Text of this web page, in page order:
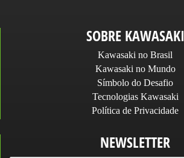
SOBRE KAWASAKI
Kawasaki no Brasil
Kawasaki no Mundo
Símbolo do Desafio
Tecnologias Kawasaki
Política de Privacidade
NEWSLETTER